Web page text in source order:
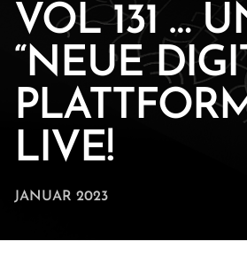
VOL 131 …
“NEUE
LIVE!
JANUAR 2023